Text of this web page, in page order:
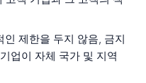
제한을 두지 않음, 금지
업이 자체 국가 및 지역